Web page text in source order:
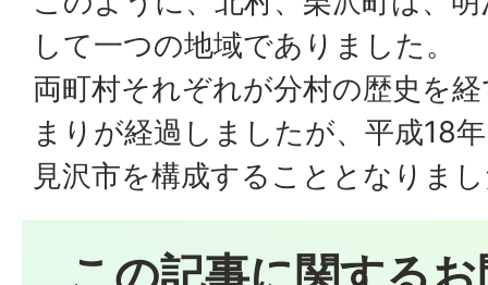
して一つの地域でありました。
両町村それぞれが分村の歴史を
まりが経過しましたが、平成18
見沢市を構成することとなりま
この記事に関する